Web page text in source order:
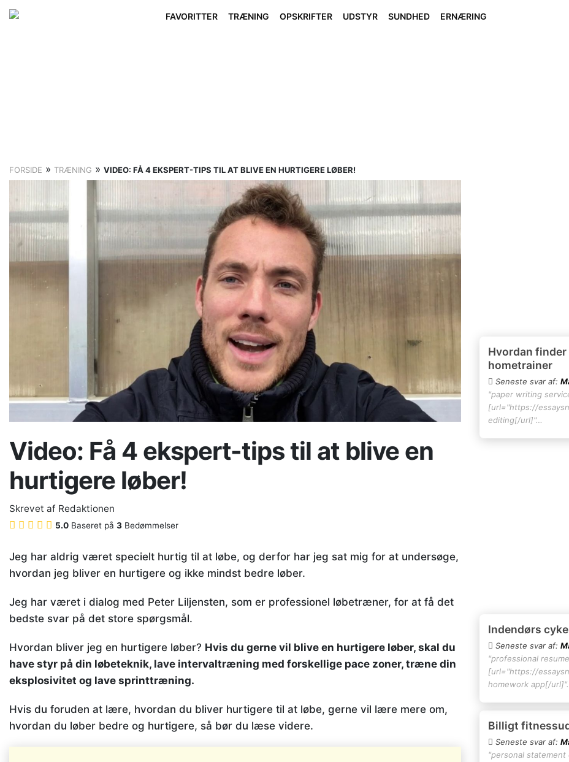
FORSIDE » TRÆNING » VIDEO: FÅ 4 EKSPERT-TIPS TIL AT BLIVE EN HURTIGERE LØBER!
Video: Få 4 ekspert-tips til at blive en
hurtigere løber!
Skrevet af Redaktionen
5.0 Baseret på 3 Bedømmelser
Jeg har aldrig været specielt hurtig til at løbe, og derfor har jeg sat mig for at undersøge,
hvordan jeg bliver en hurtigere og ikke mindst bedre løber.
Jeg har været i dialog med Peter Liljensten, som er professionel løbetræner, for at få det
bedste svar på det store spørgsmål.
Hvordan bliver jeg en hurtigere løber? Hvis du gerne vil blive en hurtigere løber, skal du
have styr på din løbeteknik, lave intervaltræning med forskellige pace zoner, træne din
eksplosivitet og lave sprinttræning.
Hvis du foruden at lære, hvordan du bliver hurtigere til at løbe, gerne vil lære mere om,
hvordan du løber bedre og hurtigere, så bør du læse videre.
Hvordan
hometrainer
Seneste svar af:
"paper writing
[url="https://
editing[/url]"…
Indendørs
Seneste svar af:
"professional
[url="https://
homework app[/
Billigt
Seneste svar af:
"personal statement
FAVORITTER TRÆNING OPSKRIFTER UDSTYR SUNDHED ERNÆRING